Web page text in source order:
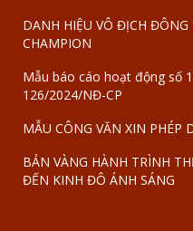
DANH HIỆU VÔ ĐỊCH ĐÔNG
CHAMPION
Mẫu báo cáo hoạt động số
126/2024/NĐ-CP
MẪU CÔNG VĂN XIN PHÉP
BẢN VÀNG HÀNH TRÌNH
ĐẾN KINH ĐÔ ÁNH SÁNG